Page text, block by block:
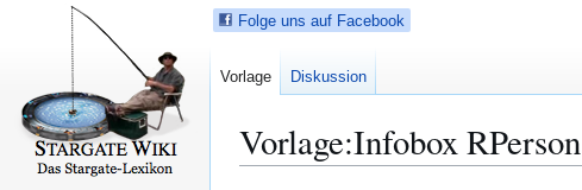
Vorlage:Infobox RPerson
Folge uns auf Facebook
Vorlage Diskussion